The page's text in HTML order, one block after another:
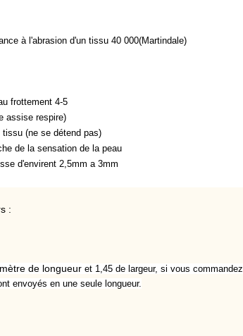
à l'abrasion d'un tissu 40 000(Martindale)
frottement 4-5
assise respire)
(ne se détend pas)
de la sensation de la peau
d'envirent 2,5mm a 3mm
:
de longueur et 1,45 de largeur, si vous commandez
envoyés en une seule longueur.